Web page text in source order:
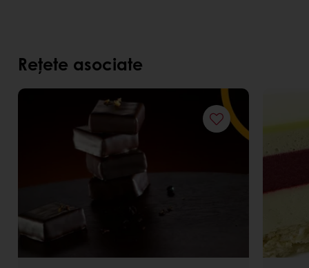
Rețete asociate